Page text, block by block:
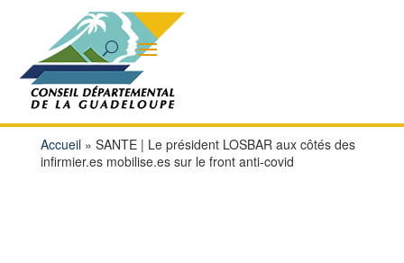
Accueil» SANTE | Le président LOSBAR aux côtés des
infirmier.es mobilise.es sur le front anti-covid